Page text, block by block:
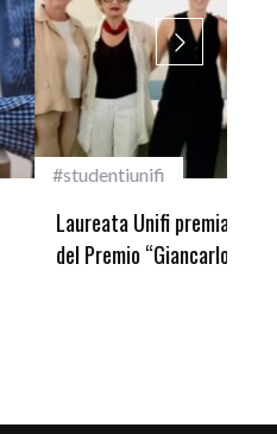
nella settima edizione